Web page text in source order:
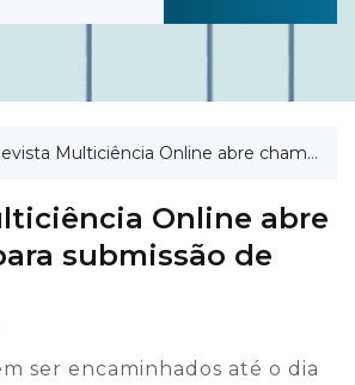
Multiciência Online abre chamada para submissão de artigos
Online abre
submissão de
ser encaminhados até o dia